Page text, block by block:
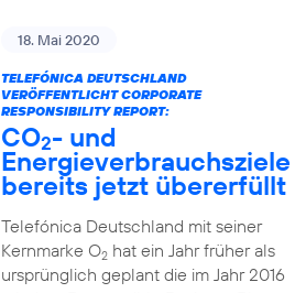
18. Mai 2020
TELEFÓNICA DEUTSCHLAND
VERÖFFENTLICHT CORPORATE
RESPONSIBILITY REPORT:
CO2- und
Energieverbrauchsziele
bereits jetzt übererfüllt
Telefónica Deutschland mit seiner
Kernmarke O2hat ein Jahr früher als
ursprünglich geplant die im Jahr 2016